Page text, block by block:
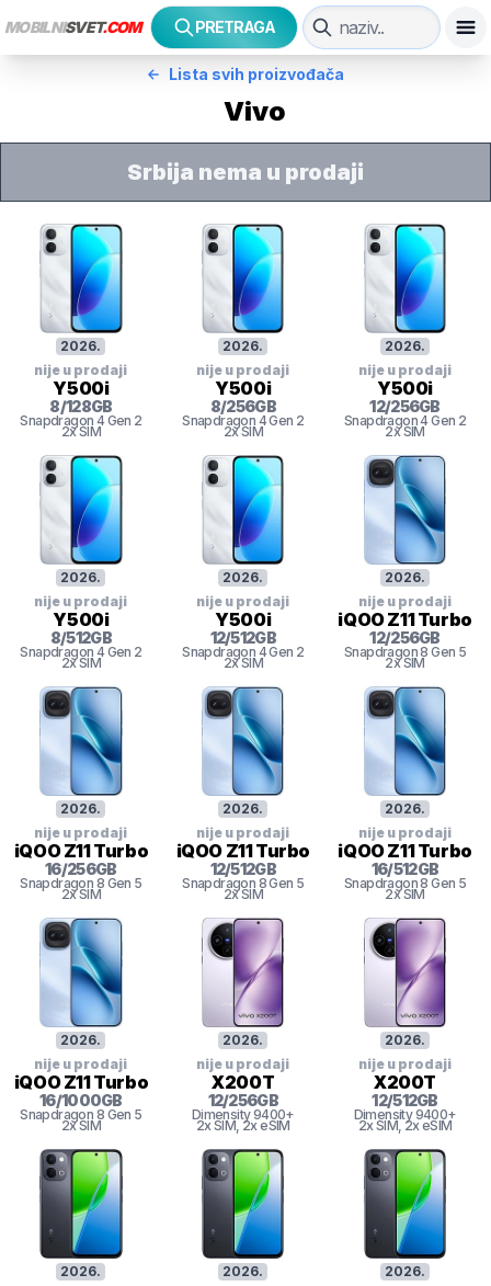
MOBILNISVET.COM PRETRAGA
Lista svih proizvođača
Vivo
Srbija nema u prodaji
2026.
nije u prodaji
Y500i
8/128GB
Snapdragon 4 Gen 2
2x SIM
2026.
nije u prodaji
Y500i
8/256GB
Snapdragon 4 Gen 2
2x SIM
2026.
nije u prodaji
Y500i
12/256GB
Snapdragon 4 Gen 2
2x SIM
2026.
nije u prodaji
Y500i
8/512GB
Snapdragon 4 Gen 2
2x SIM
2026.
nije u prodaji
Y500i
12/512GB
Snapdragon 4 Gen 2
2x SIM
2026.
nije u prodaji
iQOO Z11 Turbo
12/256GB
Snapdragon 8 Gen 5
2x SIM
2026.
nije u prodaji
iQOO Z11 Turbo
16/256GB
Snapdragon 8 Gen 5
2x SIM
2026.
nije u prodaji
iQOO Z11 Turbo
12/512GB
Snapdragon 8Gen 5
2x SIM
2026.
nije u prodaji
iQOO Z11 Turbo
16/512GB
Snapdragon 8 Gen 5
2x SIM
2026.
nije u prodaji
iQOO Z11 Turbo
16/1000GB
Snapdragon 8 Gen 5
2x SIM
2026.
nije u prodaji
X200T
12/256GB
Dimensity 9400+
2x SIM, 2x eSIM
2026.
nije u prodaji
X200T
12/512GB
Dimensity 9400+
2x SIM, 2x eSIM
2026.
2026.
2026.